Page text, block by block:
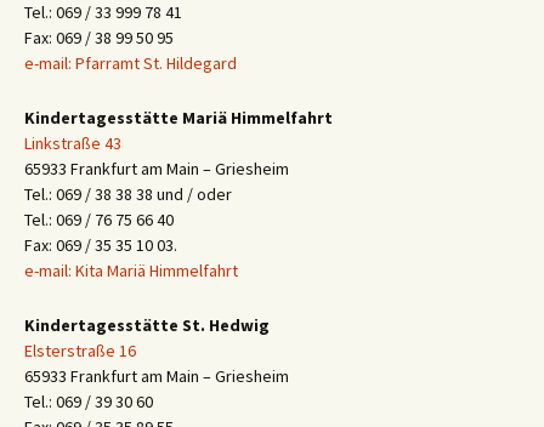
Tel.: 069 / 33 999 78 41
Fax: 069 / 38 99 50 95
e-mail: Pfarramt St. Hildegard
Kindertagesstätte Mariä Himmelfahrt
Linkstraße 43
65933 Frankfurt am Main – Griesheim
Tel.: 069 / 38 38 38 und / oder
Tel.: 069 / 76 75 66 40
Fax: 069 / 35 35 10 03.
e-mail: Kita Mariä Himmelfahrt
Kindertagesstätte St. Hedwig
Elsterstraße 16
65933 Frankfurt am Main – Griesheim
Tel.: 069 / 39 30 60